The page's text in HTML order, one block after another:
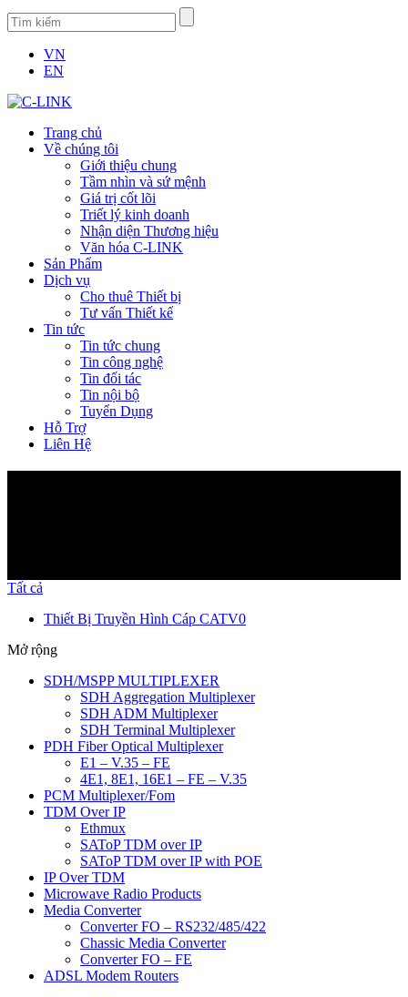
VN
EN
Trang chủ
Về chúng tôi
Giới thiệu chung
Tầm nhìn và sứ mệnh
Giá trị cốt lõi
Triết lý kinh doanh
Nhận diện Thương hiệu
Văn hóa C-LINK
Sản Phẩm
Dịch vụ
Cho thuê Thiết bị
Tư vấn Thiết kế
Tin tức
Tin tức chung
Tin công nghệ
Tin đối tác
Tin nội bộ
Tuyển Dụng
Hỗ Trợ
Liên Hệ
Tất cả
Thiết Bị Truyền Hình Cáp CATV0
Mở rộng
SDH/MSPP MULTIPLEXER
SDH Aggregation Multiplexer
SDH ADM Multiplexer
SDH Terminal Multiplexer
PDH Fiber Optical Multiplexer
E1 – V.35 – FE
4E1, 8E1, 16E1 – FE – V.35
PCM Multiplexer/Fom
TDM Over IP
Ethmux
SAToP TDM over IP
SAToP TDM over IP with POE
IP Over TDM
Microwave Radio Products
Media Converter
Converter FO – RS232/485/422
Chassic Media Converter
Converter FO – FE
ADSL Modem Routers